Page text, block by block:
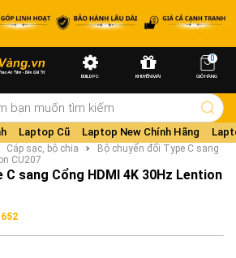
BUILD PC KHUYẾN MÃI
0
GIỎ HÀNG
Laptop Cũ Laptop New Chính Hãng
Cáp sạc, bộ chia
Bộ chuyển đổi Type C sang
CU207
C sang Cổng HDMI 4K 30Hz Lention